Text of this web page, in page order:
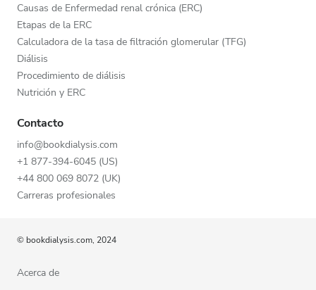
Causas de Enfermedad renal crónica (ERC)
Etapas de la ERC
Calculadora de la tasa de filtración glomerular (TFG)
Diálisis
Procedimiento de diálisis
Nutrición y ERC
Contacto
info@bookdialysis.com
+1 877-394-6045 (US)
+44 800 069 8072 (UK)
Carreras profesionales
© bookdialysis.com, 2024
Acerca de